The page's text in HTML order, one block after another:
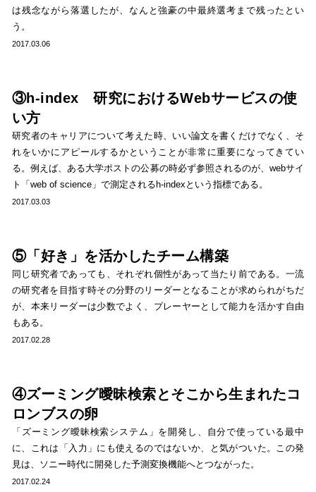
は残念ながら落選したが、なんと強豪の中最終選考まで残ったとい
う。
2017.03.06
③h-index 研究におけるWebサービスの使
い方
研究者のキャリアについて考えた時、いい論文を書くだけでなく、そ
れをいかにアピールするかということが非常に重要になってきてい
る。例えば、ある大学ポストの公募の時必ず参照されるのが、webサイ
ト「web of science」で測定されるh-indexという指標である。
2017.03.03
⑤「好き」を活かしたチーム構築
同じ研究者であっても、それぞれ個性があって当たり前である。一流
の研究者を目指す時その分野のリーダーとなることが求められがちだ
が、本来リーダーは少数でよく、プレーヤーとして能力を活かす自由
もある。
2017.02.28
④ズーミング曖昧検索とそこから生まれたコ
ロンブスの卵
「ズーミング曖昧検索システム」を開発し、自分で使っている最中
に、これは「入力」にも使えるのではないか、と気がついた。この発
見は、ソニー時代に開発した予測変換機能へとつながった。
2017.02.24